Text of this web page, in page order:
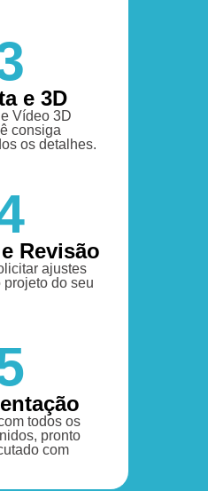
e 3D
Vídeo 3D
consiga
os detalhes.
Revisão
ajustes
projeto do seu
todos os
pronto
com